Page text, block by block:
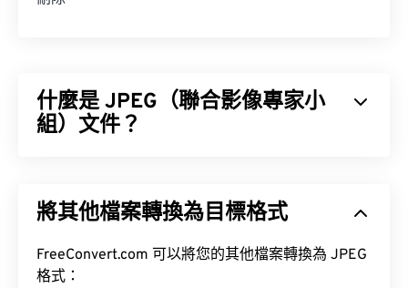
什麼是 JPEG（聯合影像專家小
組）文件？
壓縮率是其被廣泛應用的原因。因此，JPEG 檔案體
用。
將其他檔案轉換為目標格式
FreeConvert.com 可以將您的其他檔案轉換為 JPEG
格式：